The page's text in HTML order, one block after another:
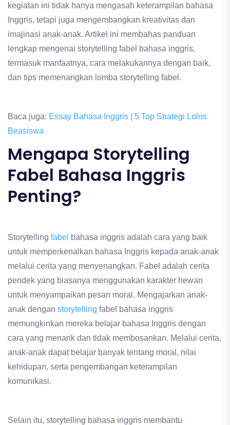
kegiatan ini tidak hanya mengasah keterampilan bahasa
Inggris, tetapi juga mengembangkan kreativitas dan
imajinasi anak-anak. Artikel ini membahas panduan
lengkap mengenai storytelling fabel bahasa inggris,
termasuk manfaatnya, cara melakukannya dengan baik,
dan tips memenangkan lomba storytelling fabel.
Baca juga: Essay Bahasa Inggris | 5 Top Strategi Lolos
Beasiswa
Mengapa Storytelling
Fabel Bahasa Inggris
Penting?
Storytelling fabel bahasa inggris adalah cara yang baik
untuk memperkenalkan bahasa Inggris kepada anak-anak
melalui cerita yang menyenangkan. Fabel adalah cerita
pendek yang biasanya menggunakan karakter hewan
untuk menyampaikan pesan moral. Mengajarkan anak-
anak dengan storytelling fabel bahasa inggris
memungkinkan mereka belajar bahasa Inggris dengan
cara yang menarik dan tidak membosankan. Melalui cerita,
anak-anak dapat belajar banyak tentang moral, nilai
kehidupan, serta pengembangan keterampilan
komunikasi.
Selain itu, storytelling bahasa inggris membantu